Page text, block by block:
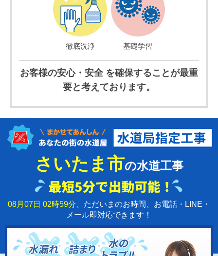
徹底洗浄 基礎学習
お客様の安心・安全 を確保することが最重
要と考えております。
さいたま市の水道工事
08月07日 02時59分 、ただいまのお時間、お電話・LINE・
メール即対応できます！